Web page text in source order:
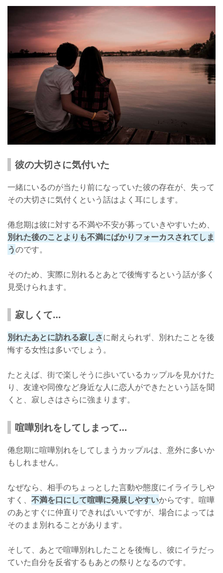
彼の大切さに気付いた
一緒にいるのが当たり前になっていた彼の存在が、失って
その大切さに気付くという話はよく耳にします。
倦怠期は彼に対する不満や不安が募っていきやすいため、
別れた後のことよりも不満にばかりフォーカスされてしま
うのです。
そのため、実際に別れるとあとで後悔するという話が多く
見受けられます。
寂しくて…
別れたあとに訪れる寂しさに耐えられず、別れたことを後
悔する女性は多いでしょう。
たとえば、街で楽しそうに歩いているカップルを見かけた
り、友達や同僚など身近な人に恋人ができたという話を聞
くと、寂しさはさらに強まります。
喧嘩別れをしてしまって…
倦怠期に喧嘩別れをしてしまうカップルは、意外に多いか
もしれません。
なぜなら、相手のちょっとした言動や態度にイライラしや
すく、 不満を口にして喧嘩に発展しやすいからです。喧嘩
のあとすぐに仲直りできればいいですが、場合によっては
そのまま別れることがあります。
そして、あとで喧嘩別れしたことを後悔し、彼にイラだっ
ていた自分を反省するもあとの祭りとなるのです。